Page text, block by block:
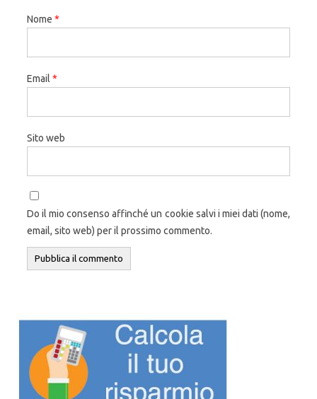
Nome *
Email *
Sito web
Do il mio consenso affinché un cookie salvi i miei dati (nome,
email, sito web) per il prossimo commento.